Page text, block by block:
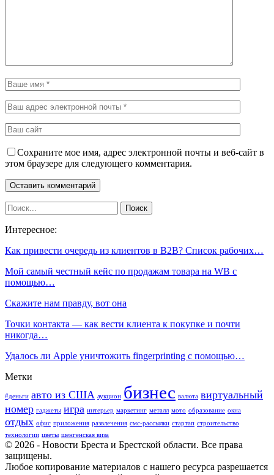
Сохраните мое имя, адрес электронной почты и веб-сайт в
этом браузере для следующего комментария.
Интересное:
Как привести очередь из клиентов в B2B? Список рабочих…
Мой самый честный кейс по продажам товара на WB с
помощью…
Скажите нам правду, вот она
Точки контакта — как вести клиента к покупке и почти
никогда…
Удалось ли Apple уничтожить fingerprinting с помощью…
Метки
#деньги авто из США аукцион бизнес валюта виртуальный
номер гаджеты игра интерьер маркетинг металл мото образование окна
отдых офис приложения развлечения смс-рассылки стартап строительство
технологии цветы шенгенская виза
© 2026 - Новости Бреста и Брестской области. Все права
защищены.
Любое копирование материалов с нашего ресурса разрешается